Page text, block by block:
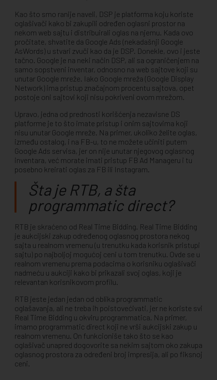
Kao što smo ranije naveli, DSP je platforma koju koriste
oglašivači kako bi zakupili određen oglasni prostor na
nekom web sajtu i distribuirali oglas na njemu. Kada ovo
pročitate, shvatite da Google Ads (nekadašnji Google
AsWords) u stvari zvuči kao da je DSP. Donekle, ovo i jeste
tačno. Google je na neki način DSP, ali sa ograničenjem na
samo sopstveni inventar, odnosno na web sajtove koji su
unutar Google mreže. Iako Google mreža (Google Display
Network) ima pristup značajnom procentu sajtova, opet
postoje oni sajtovi koji nisu pokriveni ovom mrežom.
Upravo, jedna od prednosti korišćenja nezavisne DS
platforme je to što imate pristup i onim sajtovima koji
nisu unutar Google mreže. Na primer, ukoliko želite oglas,
između ostalog, i na FB-u, to ne možete učiniti putem
Google Ads servisa, jer on nije unutar njegovog oglasnog
inventara, već morate imati pristup FB Ad Manageru i tu
posebno kreirati oglas za FB ili Instagram.
Šta je RTB, a šta
programmatic direct?
RTB je skraćeno od Real Time Bidding. Real Time Bidding
je aukcijski zakup određenog oglasnog prostora nekog
sajta u realnom vremenu (u trenutku kada korisnik pristupi
sajtu) po najboljoj mogućoj ceni u tom trenutku. Ovde se u
realnom vremenu prema podacima o korisniku oglašivači
nadmeću u aukciji kako bi prikazali svoj oglas, koji je
relevantan korisnikovom profilu.
RTB jeste jedan jedan od oblika programmatic
oglašavanja, ali ne treba ih poistovećivati, jer ne koriste svi
Real Time Bidding u okviru programmatica. Na primer,
imamo programmatic direct koji ne vrši aukcijski zakup u
realnom vremenu. On funkcioniše tako što se kao
oglašivač unapred dogovorite sa nekim sajtom oko zakupa
oglasnog prostora za određeni broj impresija, ali po fiksnoj
ceni.